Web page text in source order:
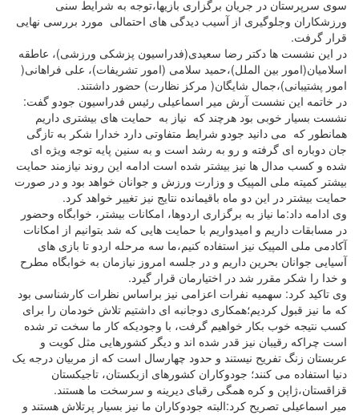
سوی سرپرستان در جریان برگزاری بازیها،توجه به شرایط سنی
ورزشکاران وجلوگیری از آسیب دیدگی های احتمالی مورد بررسی نهایی
قرار گرفت.
در این نشست ها دکتر رضا سعیدی(فدراسیون پزشکی ورزشی)، عاطقه
اسلامیان(امور بین الملل)،حمید سلامی (امور تشریفات)، علی فراهانی(
امور پشتیبانی)،جمال شایگان( مرکز نظارت) حضور داشتند.
در خاتمه این نشست آرش میر اسماعیلی رئیس فدراسیون جودو گفت:
نشست بسیار خوبی بود هرچند که نیاز به حمایت های بیشتری داریم
همانطور که می دانید جودو شرایط متفاوتی دارد خدارا شکر به تازگی
جان دوباره ای گرفته و رو به رشد است و به سنین پایه توجه ویژه ای
شده و کسب مدال ها نیز بیشتر شده است ادامه این روند نیازمند حمایت
بیشتر کمیته ملی المپیک و وزارت ورزش و جوانان خواهد بود و در صورت
حمایت بیشتر در این دو ماه باقیمانده نتایج نیز تغییر خواهد کرد.
وی ادامه داد:ما نیاز به برگزاری اردوها، امکانات بیشتر، خوابگاه وحضور
در مسابقات داریم و امیدواریم با حمایت هایی که شد بتوانیم از امکانات
آکادمی ملی المپیک نیز استفاده کنیم،ما سه مرحله اردو تا بازی های
آسیایی جوانان بحرین داریم و در جلسه امروز نیازمان به خوابگاه مطرح
و خدا را شکر مقرر شد در اختیارمان قرار گیرد.
وی تاکید کرد: سهمیه نفرات اعزامی نیز براساس نظرات کارشناسی بود
که ما نیز قبول کردیم؛همکاری دوجانبه ای داشتیم تلاش خودمان را برای
کسب نتیجه خوب بکار خواهیم گرفت، با وجودیکه کار ما سخت تر شده
است چراکه رقیبان نیز قدر شده اند و دیگر کشورهایی مثل کویت و
عربستان زنگ تفریح نیستند و حدود چهارسال است که از مربیان درجه یک
دنیا استفاده می کنند؛ جودوکاران کشورهای ازبکستان، تاجیکستان
قزاقستان،ژاپن و کره همگی رقبای دیرینه و سرسخت ما هستند.
میر اسماعیلی تصریح کرد:البته جودوکاران ما نیز بسیار پرتلاش هستند و